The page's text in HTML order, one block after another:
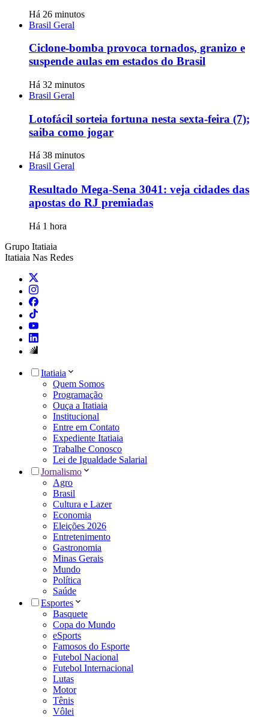
Há 26 minutos
Brasil Geral
Ciclone-bomba provoca tornados, granizo e
suspende aulas em estados do Brasil
Há 32 minutos
Brasil Geral
Lotofácil sorteia fortuna nesta sexta-feira (7);
saiba como jogar
Há 38 minutos
Brasil Geral
Resultado Mega-Sena 3041: veja cidades das
apostas do RJ premiadas
Há 1 hora
Grupo Itatiaia
Itatiaia Nas Redes
Itatiaia
Quem Somos
Programação
Ouça a Itatiaia
Institucional
Entre em Contato
Expediente Itatiaia
Trabalhe Conosco
Lei de Igualdade Salarial
Jornalismo
Agro
Brasil
Cultura e Lazer
Economia
Eleições 2026
Entretenimento
Gastronomia
Minas Gerais
Mundo
Política
Saúde
Esportes
Basquete
Copa do Mundo
eSports
Famosos do Esporte
Futebol Nacional
Futebol Internacional
Lutas
Motor
Tênis
Vôlei